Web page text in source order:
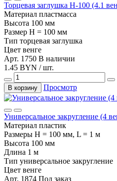
Торцевая заглушка Н-100 (4.1
Материал пластмасса
Высота 100 мм
Размер H = 100 мм
Тип торцевая заглушка
Цвет венге
Арт. 1750 В наличии
1.45 BYN / шт.
В корзину Просмотр
Универсальное закругление (4
Материал пластик
Размеры H = 100 мм, L = 1 м
Высота 100 мм
Длина 1 м
Тип универсальное закругление
Цвет венге
Арт. 1874 Под заказ